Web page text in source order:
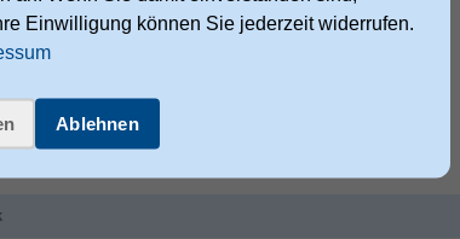
Einwilligung können Sie jederzeit widerrufen.
Ablehnen